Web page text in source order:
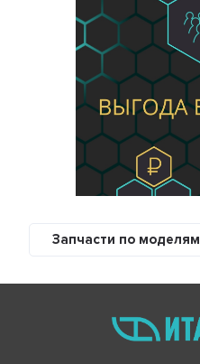
Запчасти по моделям